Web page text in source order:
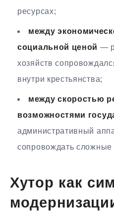
ресурсах;
между
социальной ценой —
хозяйств
внутри крестьянства;
между скоростью
возможностями
административный
сопровождать
Хутор как